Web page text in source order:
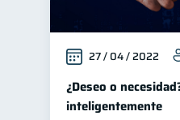
27 / 04 / 2022
¿Deseo o
inteligentemente